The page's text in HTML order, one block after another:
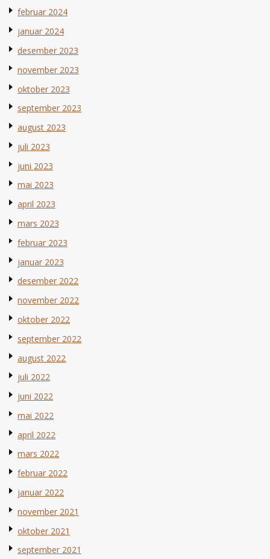
februar 2024
januar 2024
desember 2023
november 2023
oktober 2023
september 2023
august 2023
juli 2023
juni 2023
mai 2023
april 2023
mars 2023
februar 2023
januar 2023
desember 2022
november 2022
oktober 2022
september 2022
august 2022
juli 2022
juni 2022
mai 2022
april 2022
mars 2022
februar 2022
januar 2022
november 2021
oktober 2021
september 2021